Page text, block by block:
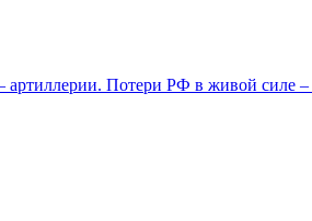
Потери РФ в живой силе